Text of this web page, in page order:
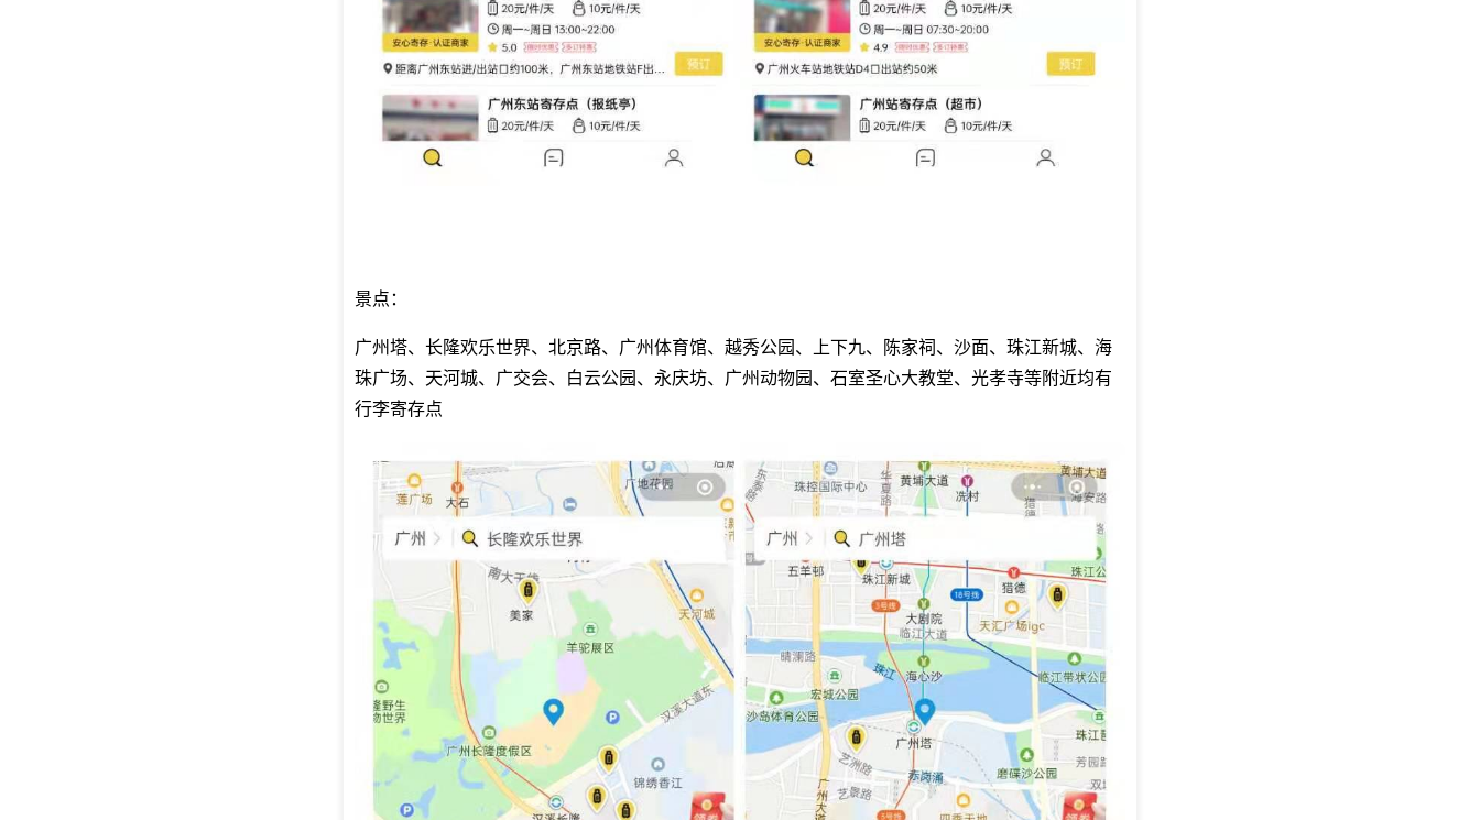
景点：
广州塔、长隆欢乐世界、北京路、广州体育馆、越秀公园、上下九、陈家祠、沙面、珠江新城、海
珠广场、天河城、广交会、白云公园、永庆坊、广州动物园、石室圣心大教堂、光孝寺等附近均有
行李寄存点